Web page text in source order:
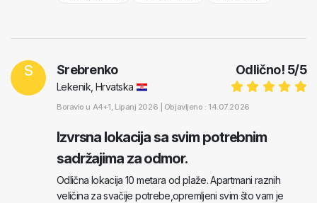
S Odlično! 5/5
Srebrenko
Lekenik, Hrvatska
Boravio u A4+1, Lipanj 2026 | Objavljeno : 14.07.2026
Izvrsna lokacija sa svim potrebnim
sadržajima za odmor.
Odlična lokacija 10 metara od plaže. Apartmani raznih
veličina za svačije potrebe,opremljeni svim što vam je